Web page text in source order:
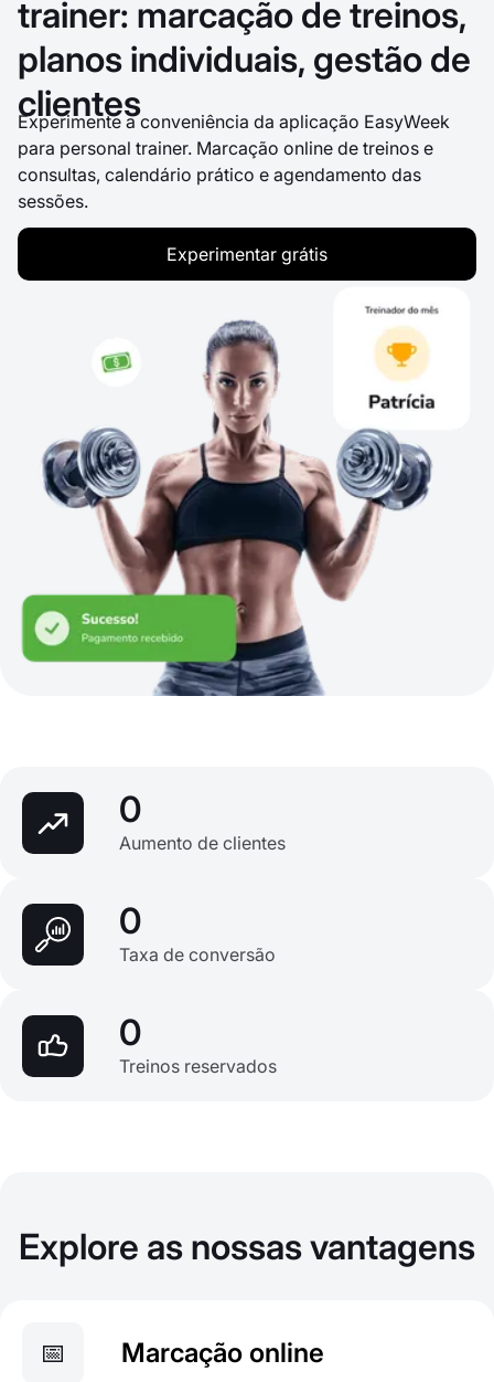
trainer: marcação de treinos,
planos individuais, gestão de
clientes
Experimente a conveniência da aplicação EasyWeek
para personal trainer. Marcação online de treinos e
consultas, calendário prático e agendamento das
sessões.
Experimentar grátis
0
Aumento de clientes
0
Taxa de conversão
0
Treinos reservados
Explore as nossas vantagens
📅 Marcação online